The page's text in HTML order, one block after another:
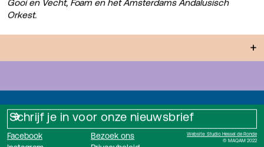
Orkest.
+
Bezoek ons
Facebook
Website: Studio Hessel de Ronde
© MAQAM 2022